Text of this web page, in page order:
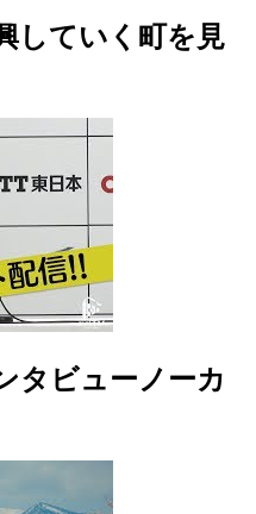
していく町を見
タビューノーカ